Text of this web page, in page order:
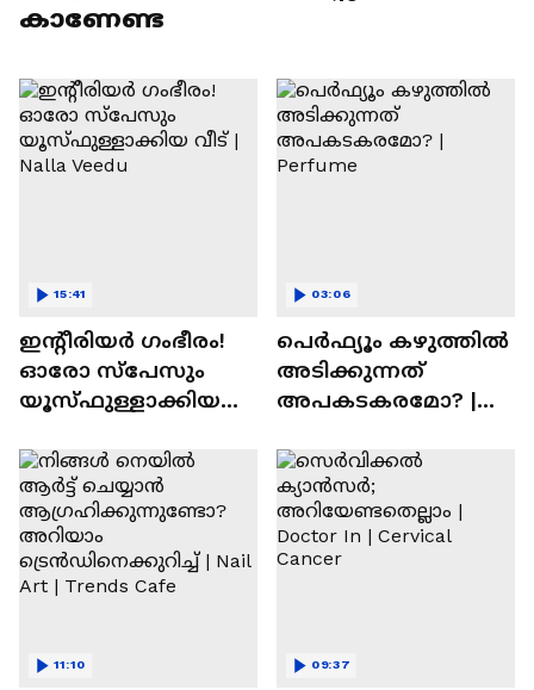
കാണേണ്ട
ഇന്റീരിയർ ഗംഭീരം!
ഓരോ സ്‌പേസും
യൂസ്ഫുള്ളാക്കിയ
15:41
പെർഫ്യൂം കഴുത്തിൽ
അടിക്കുന്നത്
അപകടകരമോ? |
03:06
11:10 09:37